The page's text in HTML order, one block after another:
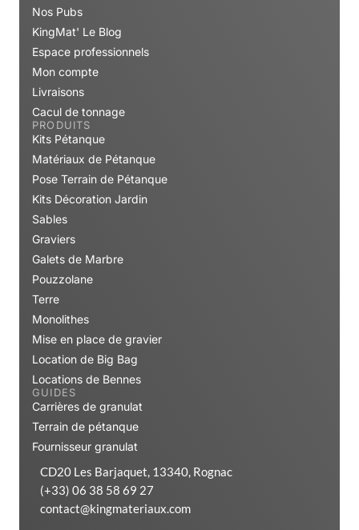
Nos Pubs
KingMat' Le Blog
Espace professionnels
Mon compte
Livraisons
Cacul de tonnage
PRODUITS
Kits Pétanque
Matériaux de Pétanque
Pose Terrain de Pétanque
Kits Décoration Jardin
Sables
Graviers
Galets de Marbre
Pouzzolane
Terre
Monolithes
Mise en place de gravier
Location de Big Bag
Locations de Bennes
GUIDES
Carrières de granulat
Terrain de pétanque
Fournisseur granulat
CD20 Les Barjaquet, 13340, Rognac
(+33) 06 38 58 69 27
contact@kingmateriaux.com